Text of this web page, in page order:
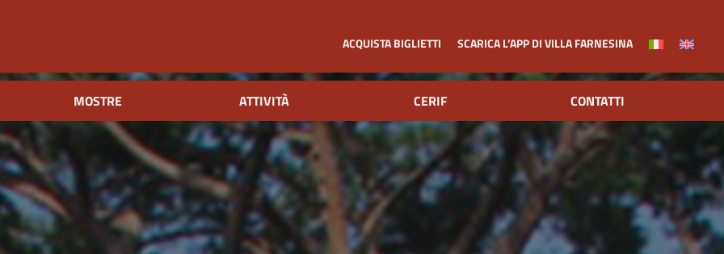
ACQUISTA BIGLIETTI SCARICA L’APP DI VILLA FARNESINA
MOSTRE ATTIVITÀ CERIF CONTATTI